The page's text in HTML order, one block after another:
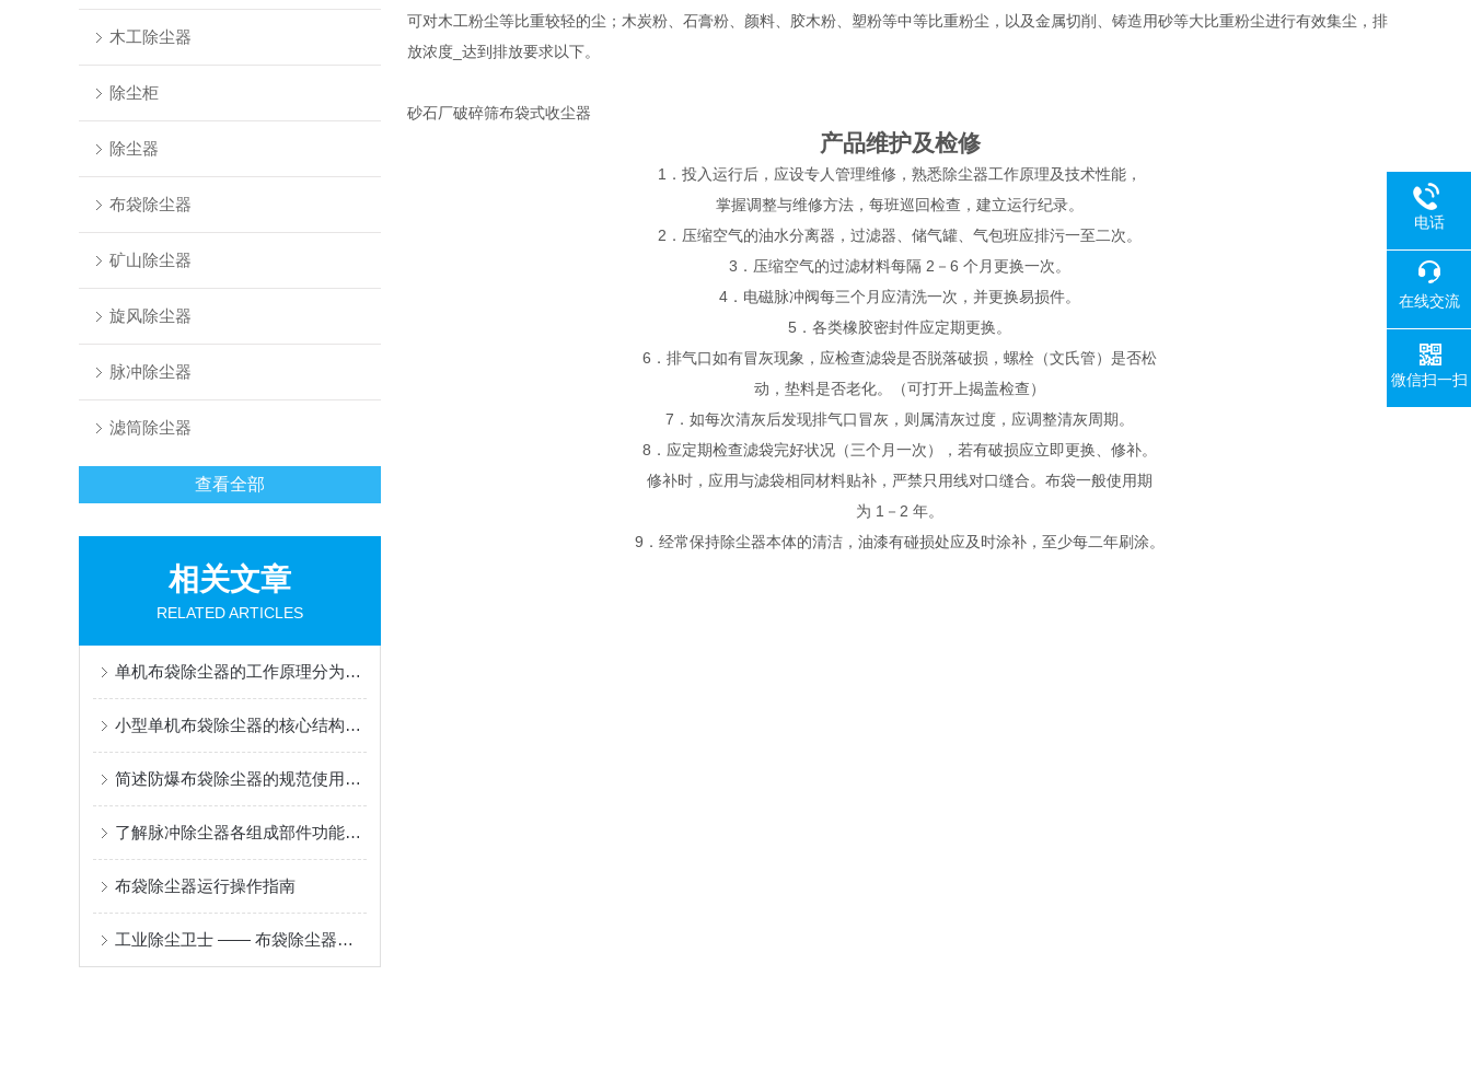
木工除尘器
除尘柜
除尘器
布袋除尘器
矿山除尘器
旋风除尘器
脉冲除尘器
滤筒除尘器
查看全部
相关文章
RELATED ARTICLES
单机布袋除尘器的工作原理分为哪几个阶段？
小型单机布袋除尘器的核心结构有哪些
简述防爆布袋除尘器的规范使用方法
了解脉冲除尘器各组成部件功能特点才能更好的使用它
布袋除尘器运行操作指南
工业除尘卫士 —— 布袋除尘器的原理与应用
可对木工粉尘等比重较轻的尘；木炭粉、石膏粉、颜料、胶木粉、塑粉等中等比重粉尘，以及金属切削、铸造用砂等大比重粉尘进行有效集尘，排
放浓度_达到排放要求以下。
砂石厂破碎筛布袋式收尘器
产品维护及检修
1．投入运行后，应设专人管理维修，熟悉除尘器工作原理及技术性能，
掌握调整与维修方法，每班巡回检查，建立运行纪录。
2．压缩空气的油水分离器，过滤器、储气罐、气包班应排污一至二次。
3．压缩空气的过滤材料每隔 2－6 个月更换一次。
4．电磁脉冲阀每三个月应清洗一次，并更换易损件。
5．各类橡胶密封件应定期更换。
6．排气口如有冒灰现象，应检查滤袋是否脱落破损，螺栓（文氏管）是否松
动，垫料是否老化。（可打开上揭盖检查）
7．如每次清灰后发现排气口冒灰，则属清灰过度，应调整清灰周期。
8．应定期检查滤袋完好状况（三个月一次），若有破损应立即更换、修补。
修补时，应用与滤袋相同材料贴补，严禁只用线对口缝合。布袋一般使用期
为 1－2 年。
9．经常保持除尘器本体的清洁，油漆有碰损处应及时涂补，至少每二年刷涂。
电话
在线交流
微信扫一扫